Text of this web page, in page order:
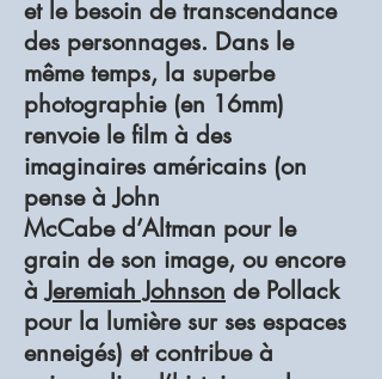
et le besoin de transcendance
des personnages. Dans le
même temps, la superbe
photographie (en 16mm)
renvoie le film à des
imaginaires américains (on
pense à John
McCabe d’Altman pour le
grain de son image, ou encore
àJeremiah Johnson de Pollack
pour la lumière sur ses espaces
enneigés) et contribue à